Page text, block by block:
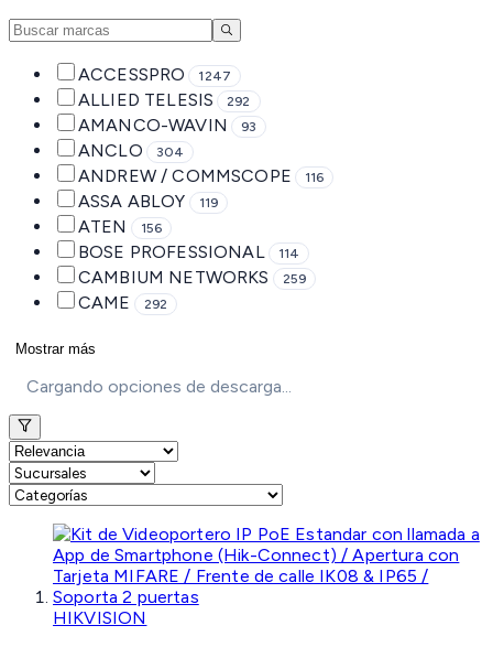
ACCESSPRO 1247
ALLIED TELESIS 292
AMANCO-WAVIN 93
ANCLO 304
ANDREW / COMMSCOPE 116
ASSA ABLOY 119
ATEN 156
BOSE PROFESSIONAL 114
CAMBIUM NETWORKS 259
CAME 292
Mostrar más
Cargando opciones de descarga...
HIKVISION